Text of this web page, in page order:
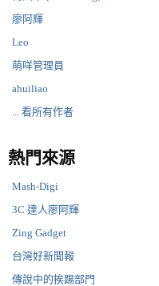
廖阿輝
Leo
萌咩管理員
ahuiliao
... 看所有作者
熱門來源
Mash-Digi
3C 達人廖阿輝
Zing Gadget
台灣好新聞報
傳說中的挨踢部門